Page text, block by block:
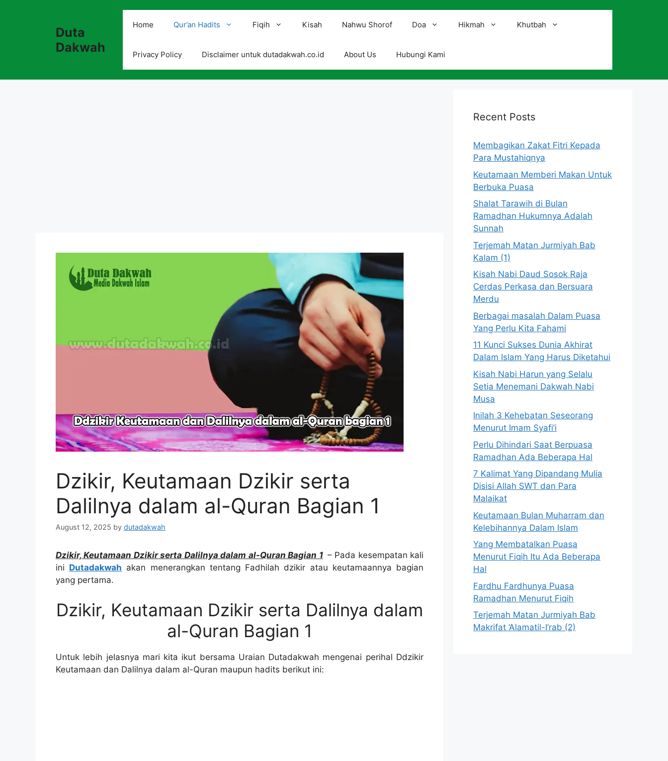
Duta
Dakwah
Home Qur’an Hadits Fiqih Kisah Nahwu Shorof Doa Hikmah Khutbah
Privacy Policy Disclaimer untuk dutadakwah.co.id About Us Hubungi Kami
Dzikir, Keutamaan Dzikir serta
Dalilnya dalam al-Quran Bagian 1
August 12, 2025 by dutadakwah
Dzikir, Keutamaan Dzikir serta Dalilnya dalam al-Quran Bagian 1 – Pada kesempatan kali
ini Dutadakwah akan menerangkan tentang Fadhilah dzikir atau keutamaannya bagian
yang pertama.
Dzikir, Keutamaan Dzikir serta Dalilnya dalam
al-Quran Bagian 1
Untuk lebih jelasnya mari kita ikut bersama Uraian Dutadakwah mengenai perihal Ddzikir
Keutamaan dan Dalilnya dalam al-Quran maupun hadits berikut ini:
Recent Posts
Membagikan Zakat Fitri Kepada
Para Mustahiqnya
Keutamaan Memberi Makan Untuk
Berbuka Puasa
Shalat Tarawih di Bulan
Ramadhan Hukumnya Adalah
Sunnah
Terjemah Matan Jurmiyah Bab
Kalam (1)
Kisah Nabi Daud Sosok Raja
Cerdas Perkasa dan Bersuara
Merdu
Berbagai masalah Dalam Puasa
Yang Perlu Kita Fahami
11 Kunci Sukses Dunia Akhirat
Dalam Islam Yang Harus Diketahui
Kisah Nabi Harun yang Selalu
Setia Menemani Dakwah Nabi
Musa
Inilah 3 Kehebatan Seseorang
Menurut Imam Syafi’i
Perlu Dihindari Saat Berpuasa
Ramadhan Ada Beberapa Hal
7 Kalimat Yang Dipandang Mulia
Disisi Allah SWT dan Para
Malaikat
Keutamaan Bulan Muharram dan
Kelebihannya Dalam Islam
Yang Membatalkan Puasa
Menurut Fiqih Itu Ada Beberapa
Hal
Fardhu Fardhunya Puasa
Ramadhan Menurut Fiqih
Terjemah Matan Jurmiyah Bab
Makrifat ‘Alamatil-I’rab (2)